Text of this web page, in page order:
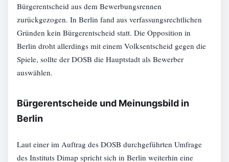
Bürgerentscheid aus dem Bewerbungsrennen
zurückgezogen. In Berlin fand aus verfassungsrechtlichen
Gründen kein Bürgerentscheid statt. Die Opposition in
Berlin droht allerdings mit einem Volksentscheid gegen die
Spiele, sollte der DOSB die Hauptstadt als Bewerber
auswählen.
Bürgerentscheide und Meinungsbild in
Berlin
Laut einer im Auftrag des DOSB durchgeführten Umfrage
des Instituts Dimap spricht sich in Berlin weiterhin eine